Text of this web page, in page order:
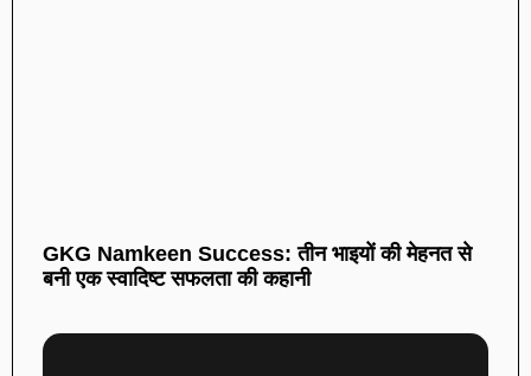
GKG Namkeen Success: तीन भाइयों की मेहनत से
बनी एक स्वादिष्ट सफलता की कहानी